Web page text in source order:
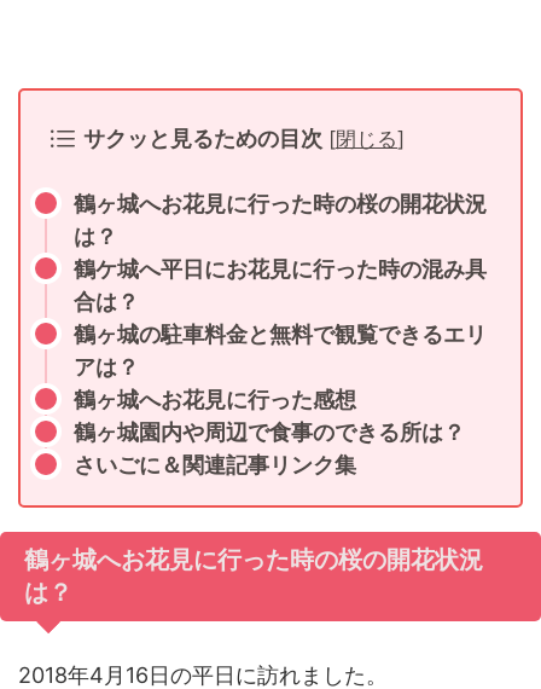
サクッと見るための目次 [閉じる]
鶴ヶ城へお花見に行った時の桜の開花状況
は？
鶴ケ城へ平日にお花見に行った時の混み具
合は？
鶴ヶ城の駐車料金と無料で観覧できるエリ
アは？
鶴ヶ城へお花見に行った感想
鶴ヶ城園内や周辺で食事のできる所は？
さいごに＆関連記事リンク集
鶴ヶ城へお花見に行った時の桜の開花状況
は？
2018年4月16日の平日に訪れました。